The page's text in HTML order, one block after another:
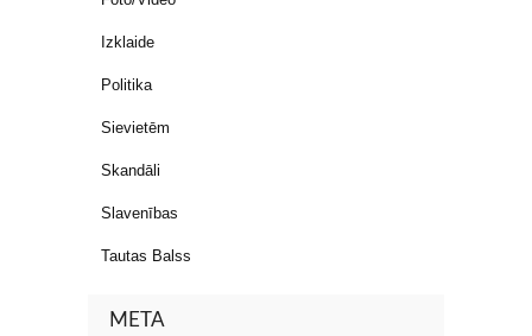
Izklaide
Politika
Sievietēm
Skandāli
Slavenības
Tautas Balss
META